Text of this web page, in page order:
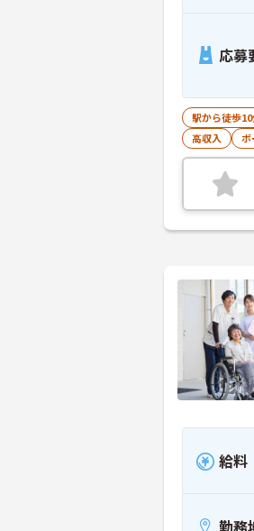
応募
駅から徒歩
高収入
ボ
給料
勤務